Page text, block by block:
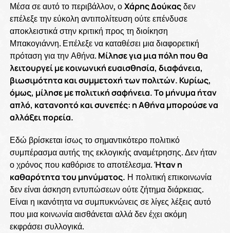
Μέσα σε αυτό το περιβάλλον, οΧάρης Δούκαςδεν
επέλεξε την εύκολη αντιπολίτευση ούτε επένδυσε
αποκλειστικά στην κριτική προς τη διοίκηση
Μπακογιάννη. Επέλεξε να καταθέσει μια διαφορετική
πρόταση για την Αθήνα. Μίλησε για μια πόλη που θα
λειτουργεί με κοινωνική ευαισθησία, διαφάνεια,
βιωσιμότητα και συμμετοχή των πολιτών. Κυρίως,
όμως, μίλησε με πολιτική σαφήνεια. Το μήνυμα ήταν
απλό, κατανοητό και συνεπές: η Αθήνα μπορούσε να
αλλάξει πορεία.
Εδώ βρίσκεται ίσως το σημαντικότερο πολιτικό
συμπέρασμα αυτής της εκλογικής αναμέτρησης. Δεν ήταν
ο χρόνος που καθόρισε το αποτέλεσμα.Ήταν η
καθαρότητα του μηνύματος. Η πολιτική επικοινωνία
δεν είναι άσκηση εντυπώσεων ούτε ζήτημα διάρκειας.
Είναι η ικανότητα να συμπυκνώνεις σε λίγες λέξεις αυτό
που μια κοινωνία αισθάνεται αλλά δεν έχει ακόμη
εκφράσει συλλογικά.